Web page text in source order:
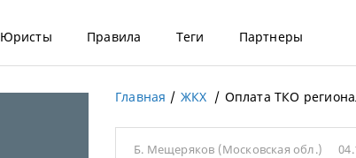
Юристы Правила Теги Партнеры
Главная ЖКХ Оплата ТКО
Б. Мещеряков (Московская обл.)